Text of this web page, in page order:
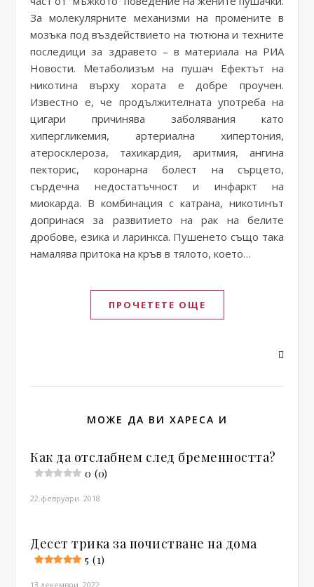
За молекулярните механизми на промените в
мозъка под въздействието на тютюна и техните
последици за здравето – в материала на РИА
Новости. Метаболизъм на пушач Ефектът на
никотина върху хората е добре проучен.
Известно е, че продължителната употреба на
цигари причинява заболявания като
хипергликемия, артериална хипертония,
атеросклероза, тахикардия, аритмия, ангина
пекторис, коронарна болест на сърцето,
сърдечна недостатъчност и инфаркт на
миокарда. В комбинация с катрана, никотинът
допринася за развитието на рак на белите
дробове, езика и ларинкса. Пушенето също така
намалява притока на кръв в тялото, което…
ПРОЧЕТЕТЕ ОЩЕ
МОЖЕ ДА ВИ ХАРЕСА И
Как да отслабнем след бременността?
0 (0)
22.февруари. 2018
Десет трика за почистване на дома
5 (1)
13.декември. 2022